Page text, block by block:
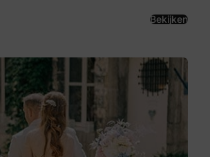
Bekijken